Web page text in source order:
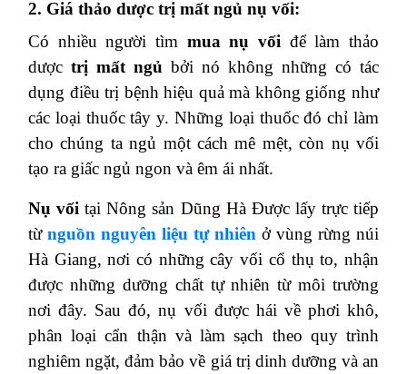
2. Giá thảo dược trị mất ngủ nụ vối:
Có nhiều người tìm mua nụ vối để làm thảo
dược trị mất ngủ bởi nó không những có tác
dụng điều trị bệnh hiệu quả mà không giống như
các loại thuốc tây y. Những loại thuốc đó chỉ làm
cho chúng ta ngủ một cách mê mệt, còn nụ vối
tạo ra giấc ngủ ngon và êm ái nhất.
Nụ vối tại Nông sản Dũng Hà Được lấy trực tiếp
từ nguồn nguyên liệu tự nhiên ở vùng rừng núi
Hà Giang, nơi có những cây vối cổ thụ to, nhận
được những dưỡng chất tự nhiên từ môi trường
nơi đây. Sau đó, nụ vối được hái về phơi khô,
phân loại cẩn thận và làm sạch theo quy trình
nghiêm ngặt, đảm bảo về giá trị dinh dưỡng và an